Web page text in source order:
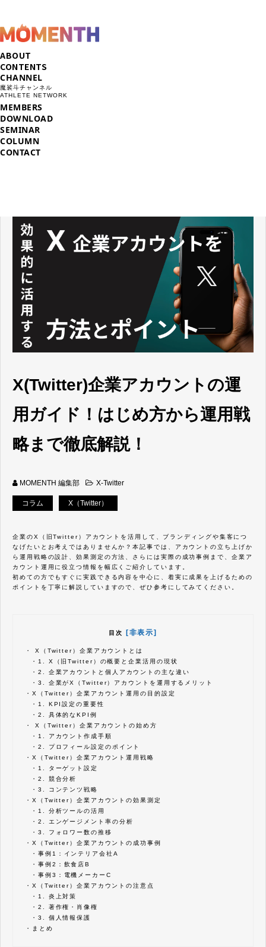
ABOUT
CONTENTS
CHANNEL
魔裟斗チャンネル
ATHLETE NETWORK
MEMBERS
DOWNLOAD
SEMINAR
COLUMN
CONTACT
X(Twitter)企業アカウントの運
用ガイド！はじめ方から運用戦
略まで徹底解説！
MOMENTH 編集部 X-Twitter
コラム X（Twitter）
企業のX（旧Twitter）アカウントを活用して、ブランディングや集客につ
なげたいとお考えではありませんか？本記事では、アカウントの立ち上げか
ら運用戦略の設計、効果測定の方法、さらには実際の成功事例まで、企業ア
カウント運用に役立つ情報を幅広くご紹介しています。
初めての方でもすぐに実践できる内容を中心に、着実に成果を上げるための
ポイントを丁寧に解説していますので、ぜひ参考にしてみてください。
目次 [非表示]
・
X（Twitter）企業アカウントとは
・ 1. X（旧Twitter）の概要と企業活用の現状
・ 2. 企業アカウントと個人アカウントの主な違い
・ 3. 企業がX（Twitter）アカウントを運用するメリット
・ X（Twitter）企業アカウント運用の目的設定
・ 1. KPI設定の重要性
・ 2. 具体的なKPI例
・
X（Twitter）企業アカウントの始め方
・ 1. アカウント作成手順
・ 2. プロフィール設定のポイント
・ X（Twitter）企業アカウント運用戦略
・ 1. ターゲット設定
・ 2. 競合分析
・ 3. コンテンツ戦略
・ X（Twitter）企業アカウントの効果測定
・ 1. 分析ツールの活用
・ 2. エンゲージメント率の分析
・ 3. フォロワー数の推移
・ X（Twitter）企業アカウントの成功事例
・ 事例1：インテリア会社A
・ 事例2：飲食店B
・ 事例3：電機メーカーC
・ X（Twitter）企業アカウントの注意点
・ 1. 炎上対策
・ 2. 著作権・肖像権
・ 3. 個人情報保護
・
まとめ